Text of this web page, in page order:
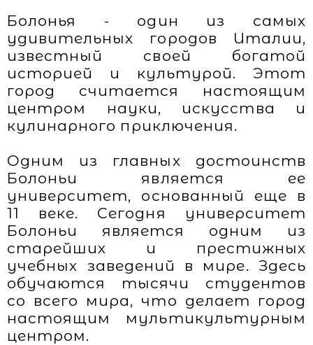
Болонья - один из самых
удивительных городов Италии,
известный своей богатой
историей и культурой. Этот
город считается настоящим
центром науки, искусства и
кулинарного приключения.
Одним из главных достоинств
Болоньи является ее
университет, основанный еще в
11 веке. Сегодня университет
Болоньи является одним из
старейших и престижных
учебных заведений в мире. Здесь
обучаются тысячи студентов
со всего мира, что делает город
настоящим мультикультурным
центром.